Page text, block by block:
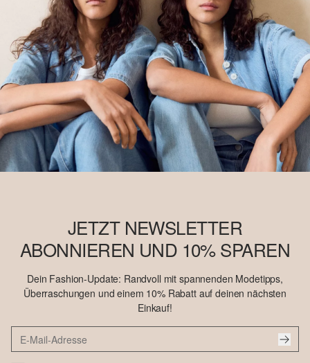
JETZT NEWSLETTER
ABONNIEREN UND 10% SPAREN
Dein Fashion-Update: Randvoll mit spannenden Modetipps,
Überraschungen und einem 10% Rabatt auf deinen nächsten
Einkauf!